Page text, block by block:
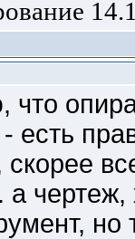
что
есть
а
но